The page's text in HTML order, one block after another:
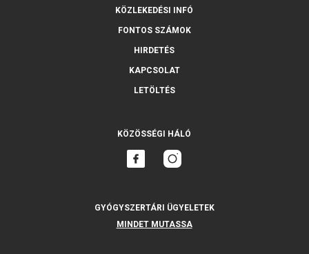
KÖZLEKEDÉSI INFÓ
FONTOS SZÁMOK
HIRDETÉS
KAPCSOLAT
LETÖLTÉS
KÖZÖSSÉGI HÁLÓ
GYÓGYSZERTÁRI ÜGYELETEK
MINDET MUTASSA